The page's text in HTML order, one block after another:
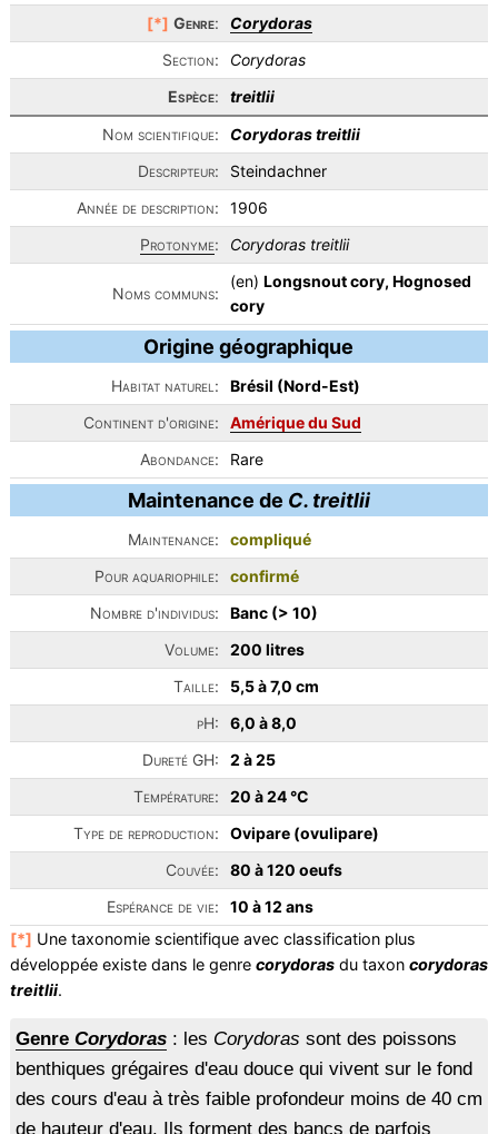
[*] Genre:
Corydoras
Section:
Corydoras
Espèce:
treitlii
Nom scientifique:
Corydoras treitlii
Descripteur:
Steindachner
Année de description:
1906
Protonyme: Corydoras treitlii
Noms communs:
(en) Longsnout cory, Hognosed
cory
Origine géographique
Habitat naturel:
Brésil (Nord-Est)
Continent d'origine:
Amérique du Sud
Abondance:
Rare
Maintenance de C. treitlii
Maintenance:
compliqué
Pour aquariophile:
confirmé
Nombre d'individus:
Banc (> 10)
Volume:
200 litres
Taille:
5,5 à 7,0 cm
pH:
6,0 à 8,0
Dureté GH:
2 à 25
Température:
20 à 24 °C
Type de reproduction:
Ovipare (ovulipare)
Couvée:
80 à 120 oeufs
Espérance de vie:
10 à 12 ans
[*] Une taxonomie scientifique avec classification plus
développée existe dans le genre corydorasdu taxon corydoras
treitlii.
Genre Corydoras: les Corydoras sont des poissons
benthiques grégaires d'eau douce qui vivent sur le fond
des cours d'eau à très faible profondeur moins de 40 cm
de hauteur d'eau. Ils forment des bancs de parfois